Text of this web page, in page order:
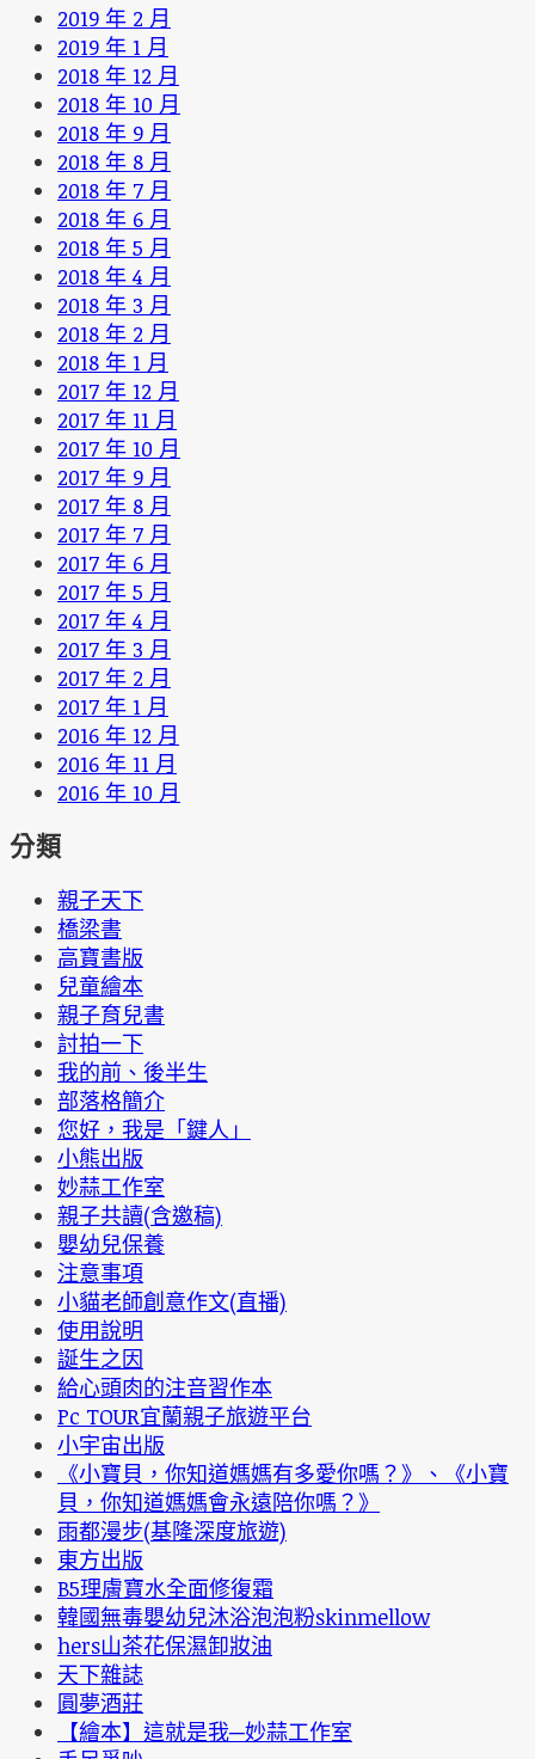
2019 年 2 月
2019 年 1 月
2018 年 12 月
2018 年 10 月
2018 年 9 月
2018 年 8 月
2018 年 7 月
2018 年 6 月
2018 年 5 月
2018 年 4 月
2018 年 3 月
2018 年 2 月
2018 年 1 月
2017 年 12 月
2017 年 11 月
2017 年 10 月
2017 年 9 月
2017 年 8 月
2017 年 7 月
2017 年 6 月
2017 年 5 月
2017 年 4 月
2017 年 3 月
2017 年 2 月
2017 年 1 月
2016 年 12 月
2016 年 11 月
2016 年 10 月
分類
親子天下
橋梁書
高寶書版
兒童繪本
親子育兒書
討拍一下
我的前、後半生
部落格簡介
您好，我是「鍵人」
小熊出版
妙蒜工作室
親子共讀(含邀稿)
嬰幼兒保養
注意事項
小貓老師創意作文(直播)
使用說明
誕生之因
給心頭肉的注音習作本
Pc TOUR宜蘭親子旅遊平台
小宇宙出版
《小寶貝，你知道媽媽有多愛你嗎？》、《小寶
貝，你知道媽媽會永遠陪你嗎？》
雨都漫步(基隆深度旅遊)
東方出版
B5理膚寶水全面修復霜
韓國無毒嬰幼兒沐浴泡泡粉skinmellow
hers山茶花保濕卸妝油
天下雜誌
圓夢酒莊
【繪本】這就是我─妙蒜工作室